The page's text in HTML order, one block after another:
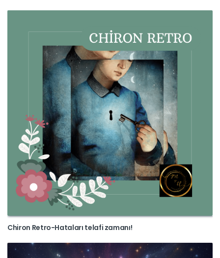
Chiron Retro-Hataları telafi zamanı!